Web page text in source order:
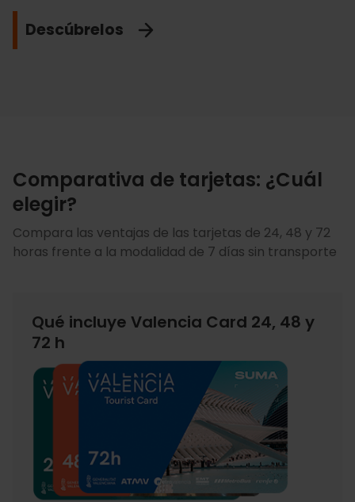
Descúbrelos
Ver descuentos
Comparativa de tarjetas: ¿Cuál
elegir?
Compara las ventajas de las tarjetas de 24, 48 y 72
horas frente a la modalidad de 7 días sin transporte
Qué incluye Valencia Card 24, 48 y
72 h